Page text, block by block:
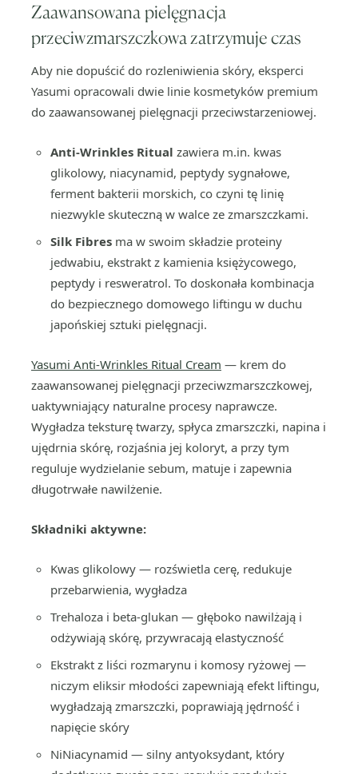
Zaawansowana pielęgnacja
przeciwzmarszczkowa zatrzymuje czas
Aby nie dopuścić do rozleniwienia skóry, eksperci
Yasumi opracowali dwie linie kosmetyków premium
do zaawansowanej pielęgnacji przeciwstarzeniowej.
Anti-Wrinkles Ritual zawiera m.in. kwas
glikolowy, niacynamid, peptydy sygnałowe,
ferment bakterii morskich, co czyni tę linię
niezwykle skuteczną w walce ze zmarszczkami.
Silk Fibres ma w swoim składzie proteiny
jedwabiu, ekstrakt z kamienia księżycowego,
peptydy i resweratrol. To doskonała kombinacja
do bezpiecznego domowego liftingu w duchu
japońskiej sztuki pielęgnacji.
Yasumi Anti-Wrinkles Ritual Cream — krem do
zaawansowanej pielęgnacji przeciwzmarszczkowej,
uaktywniający naturalne procesy naprawcze.
Wygładza teksturę twarzy, spłyca zmarszczki, napina i
ujędrnia skórę, rozjaśnia jej koloryt, a przy tym
reguluje wydzielanie sebum, matuje i zapewnia
długotrwałe nawilżenie.
Składniki aktywne:
Kwas glikolowy — rozświetla cerę, redukuje
przebarwienia, wygładza
Trehaloza i beta-glukan — głęboko nawilżają i
odżywiają skórę, przywracają elastyczność
Ekstrakt z liści rozmarynu i komosy ryżowej —
niczym eliksir młodości zapewniają efekt liftingu,
wygładzają zmarszczki, poprawiają jędrność i
napięcie skóry
NiNiacynamid — silny antyoksydant, który